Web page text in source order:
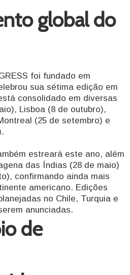
global do
foi fundado em
sua sétima edição em
consolidado em diversas
Lisboa (8 de outubro),
(25 de setembro) e
estreará este ano, além
das Índias (28 de maio)
confirmando ainda mais
americano. Edições
no Chile, Turquia e
anunciadas.
de